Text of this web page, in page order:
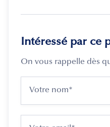
Intéressé par ce
On vous rappelle dès